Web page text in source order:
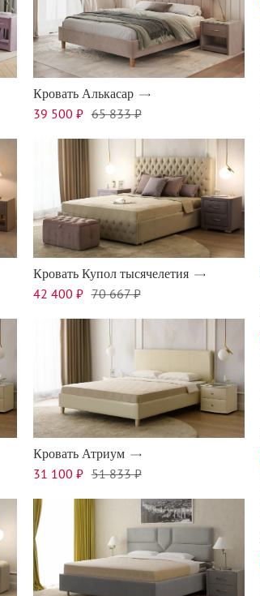
Кровать Алькасар
39 500 ₽ 65 833 ₽
Кровать Купол тысячелетия
42 400 ₽ 70 667 ₽
Кровать Атриум
31 100 ₽ 51 833 ₽